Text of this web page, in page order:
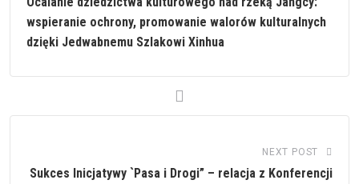
wspieranie ochrony, promowanie walorów kulturalnych
dzięki Jedwabnemu Szlakowi Xinhua
NEXT POST
Sukces Inicjatywy `Pasa i Drogi” – relacja z Konferencji